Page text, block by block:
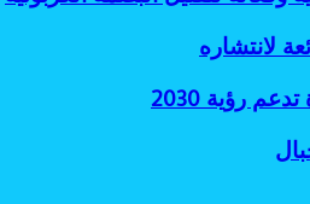
رؤية 2030